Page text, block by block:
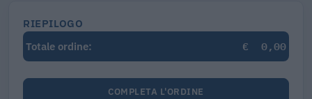
RIEPILOGO
Totale ordine:
€ 0,00
COMPLETA L'ORDINE